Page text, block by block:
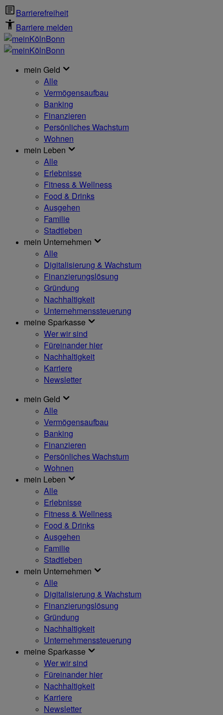
Barrierefreiheit
Barriere melden
mein Geld
Alle
Vermögensaufbau
Banking
Finanzieren
Persönliches Wachstum
Wohnen
mein Leben
Alle
Erlebnisse
Fitness & Wellness
Food & Drinks
Ausgehen
Familie
Stadtleben
mein Unternehmen
Alle
Digitalisierung & Wachstum
Finanzierungslösung
Gründung
Nachhaltigkeit
Unternehmenssteuerung
meine Sparkasse
Wer wir sind
Füreinander hier
Nachhaltigkeit
Karriere
Newsletter
mein Geld
Alle
Vermögensaufbau
Banking
Finanzieren
Persönliches Wachstum
Wohnen
mein Leben
Alle
Erlebnisse
Fitness & Wellness
Food & Drinks
Ausgehen
Familie
Stadtleben
mein Unternehmen
Alle
Digitalisierung & Wachstum
Finanzierungslösung
Gründung
Nachhaltigkeit
Unternehmenssteuerung
meine Sparkasse
Wer wir sind
Füreinander hier
Nachhaltigkeit
Karriere
Newsletter